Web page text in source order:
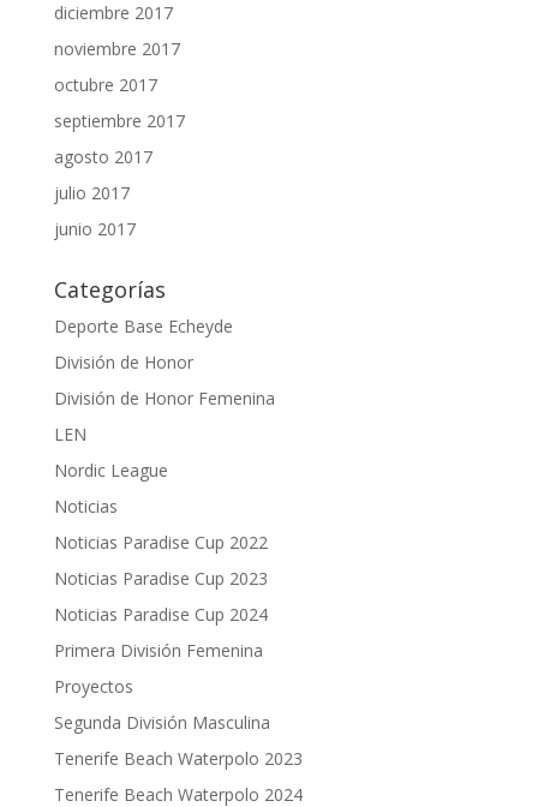
diciembre 2017
noviembre 2017
octubre 2017
septiembre 2017
agosto 2017
julio 2017
junio 2017
Categorías
Deporte Base Echeyde
División de Honor
División de Honor Femenina
LEN
Nordic League
Noticias
Noticias Paradise Cup 2022
Noticias Paradise Cup 2023
Noticias Paradise Cup 2024
Primera División Femenina
Proyectos
Segunda División Masculina
Tenerife Beach Waterpolo 2023
Tenerife Beach Waterpolo 2024